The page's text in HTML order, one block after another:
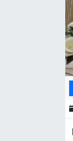
MAGAZİN